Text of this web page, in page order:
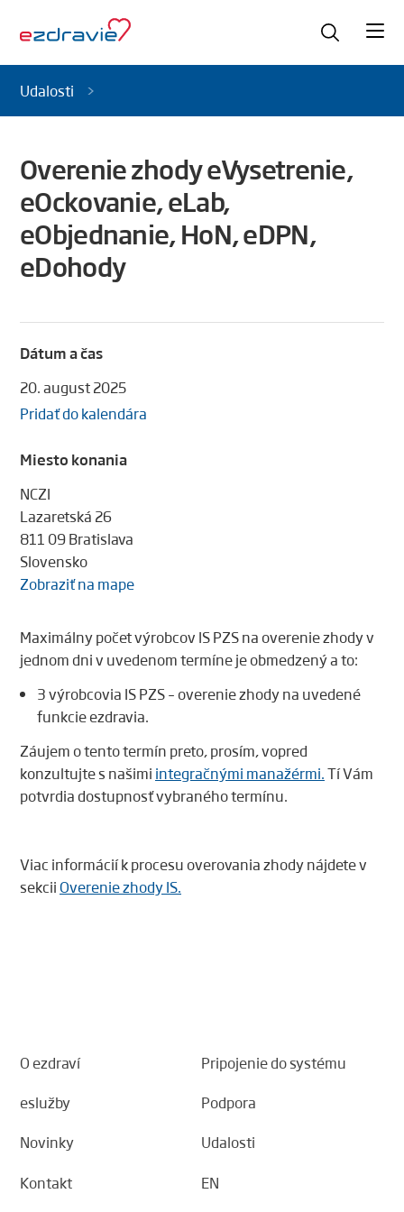
Udalosti
Overenie zhody eVysetrenie,
eOckovanie, eLab,
eObjednanie, HoN, eDPN,
eDohody
Dátum a čas
20. august 2025
Pridať do kalendára
Miesto konania
NCZI
Lazaretská 26
811 09 Bratislava
Slovensko
Zobraziť na mape
Maximálny počet výrobcov IS PZS na overenie zhody v
jednom dni v uvedenom termíne je obmedzený a to:
3 výrobcovia IS PZS – overenie zhody na uvedené
funkcie ezdravia.
Záujem o tento termín preto, prosím, vopred
konzultujte s našimi integračnými manažérmi.Tí Vám
potvrdia dostupnosť vybraného termínu.
Viac informácií k procesu overovania zhody nájdete v
sekciiOverenie zhody IS.
O ezdraví
Pripojenie do systému
eslužby
Podpora
Novinky
Udalosti
Kontakt
EN